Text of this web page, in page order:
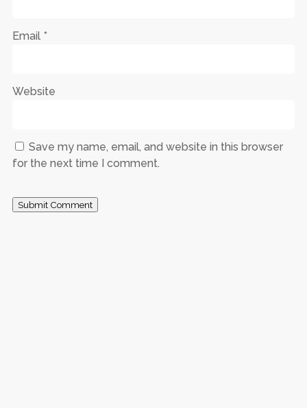
Email *
Website
Save my name, email, and website in this browser
for the next time I comment.
Submit Comment